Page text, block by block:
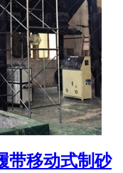
带移动式制砂